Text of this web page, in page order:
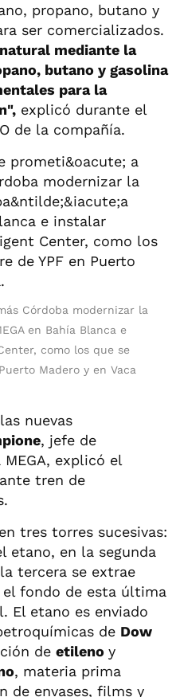
propano, butano y
ser comercializados.
mediante la
butano y gasolina
para la
explicó durante el
de la compañía.
Córdoba modernizar la
en Bahía Blanca e
como los que se
Madero y en Vaca
nuevas
, jefe de
explicó el
tren de
tres torres sucesivas:
etano, en la segunda
tercera se extrae
fondo de esta última
El etano es enviado
de Dow
de etileno y
, materia prima
de envases, films y